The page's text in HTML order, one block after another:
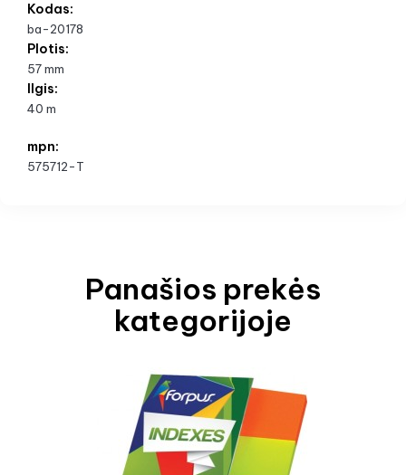
Kodas:
ba-20178
Plotis:
57 mm
Ilgis:
40 m
mpn:
575712-T
Panašios prekės
kategorijoje